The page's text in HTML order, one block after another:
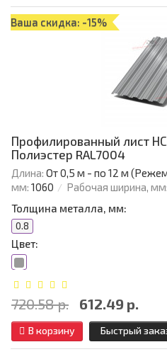
Ваша скидка: -15%
Профилированный лист
Полиэстер RAL7004
Длина: От 0,5 м - по 12 м
мм: 1060 Рабочая ширина, мм:
Толщина металла, мм:
0.8
Цвет:
720.58 р. 612.49 р.
В корзину Быстрый